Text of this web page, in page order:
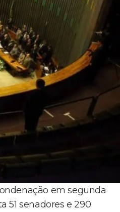
em segunda
51 senadores e 290